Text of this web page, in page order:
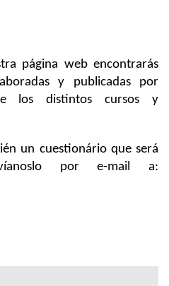
página web encontrarás
y publicadas por
los distintos cursos y
un cuestionário que será
por e-mail a: